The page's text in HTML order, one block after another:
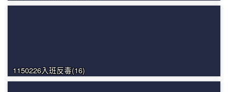
1150226入班反毒(16)